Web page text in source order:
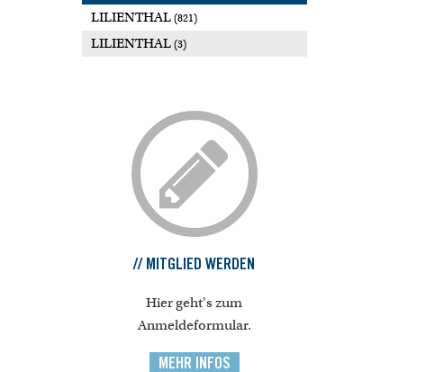
LILIENTHAL (821)
LILIENTHAL (3)
// MITGLIED WERDEN
Hier geht's zum
Anmeldeformular.
MEHR INFOS